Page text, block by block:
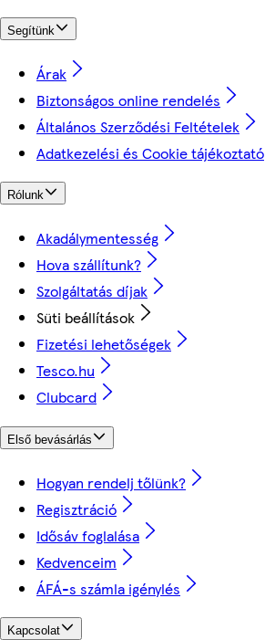
Segítünk
Árak
Biztonságos online rendelés
Általános Szerződési Feltételek
Adatkezelési és Cookie tájékoztató
Rólunk
Akadálymentesség
Hova szállítunk?
Szolgáltatás díjak
Süti beállítások
Fizetési lehetőségek
Tesco.hu
Clubcard
Első bevásárlás
Hogyan rendelj tőlünk?
Regisztráció
Idősáv foglalása
Kedvenceim
ÁFÁ-s számla igénylés
Kapcsolat